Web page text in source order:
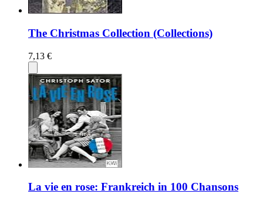
The Christmas Collection (Collections)
7,13 €
La vie en rose: Frankreich in 100 Chansons